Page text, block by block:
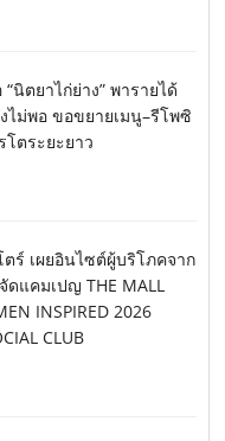
นิตยาไก่ย่าง” พารายได้
ไม่พอ ขอขยายเมนู–รีโพซิ
ตระยะยาว
ร์ เผยอินไซต์ผู้บริโภคจาก
แคมเปญ THE MALL
INSPIRED 2026
CLUB